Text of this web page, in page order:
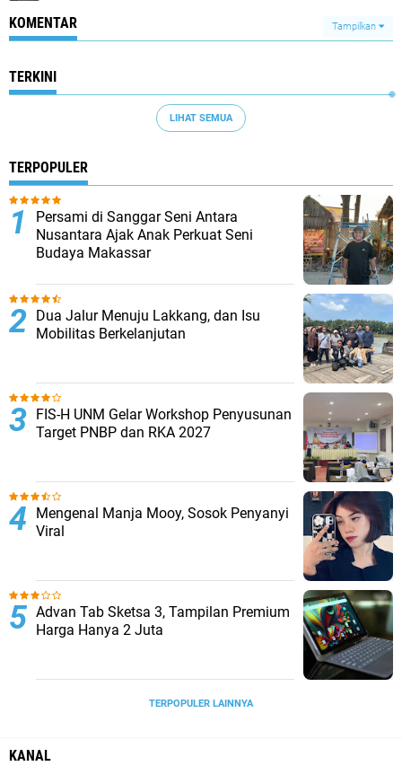
KOMENTAR Tampilkan
TERKINI
LIHAT SEMUA
TERPOPULER
Persami di Sanggar Seni Antara
Nusantara Ajak Anak Perkuat Seni
Budaya Makassar
Dua Jalur Menuju Lakkang, dan Isu
Mobilitas Berkelanjutan
FIS-H UNM Gelar Workshop Penyusunan
Target PNBP dan RKA 2027
Mengenal Manja Mooy, Sosok Penyanyi
Viral
Advan Tab Sketsa 3, Tampilan Premium
Harga Hanya 2 Juta
TERPOPULER LAINNYA
KANAL